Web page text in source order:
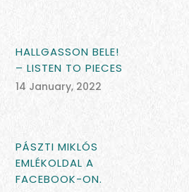
HALLGASSON BELE!
– LISTEN TO PIECES
14 January, 2022
PÁSZTI MIKLÓS
EMLÉKOLDAL A
FACEBOOK-ON.